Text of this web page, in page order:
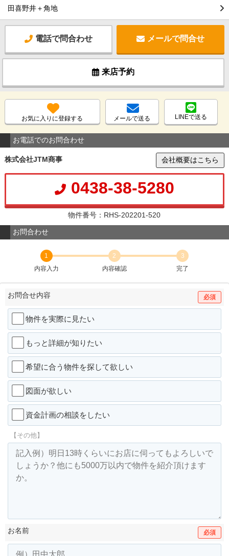
田喜野井＋角地
電話で問合わせ メールで問合せ
来店予約
お気に入りに登録する メールで送る LINEで送る
お電話でのお問合わせ
株式会社JTM商事 会社概要はこちら
0438-38-5280
物件番号：RHS-202201-520
お問合わせ
1
内容入力
2
内容確認
3
完了
お問合せ内容 必須
物件を実際に見たい
もっと詳細が知りたい
希望に合う物件を探して欲しい
図面が欲しい
資金計画の相談をしたい
【その他】
お名前 必須